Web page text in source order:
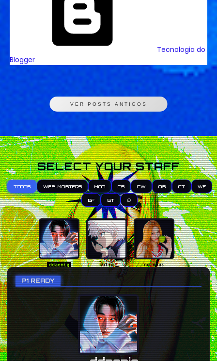
Tecnologia do
Blogger
VER POSTS ANTIGOS
SELECT YOUR STAFF
TODOS WEB-MASTERS MOD CS CW AS CT WE
BF BT ⌕
P1 READY
ddaenig julie nervous
karam riveager aestuantic